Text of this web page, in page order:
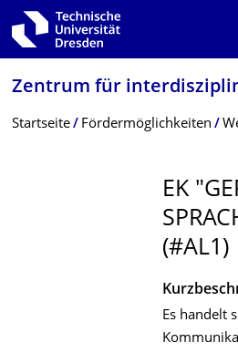
Zentrum für
Breadcrumb-Menü
Startseite Fördermöglichkeiten
EK
(#AL1)
Es handelt